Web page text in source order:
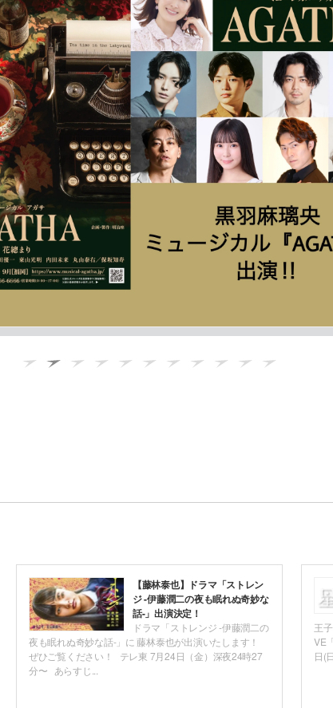
【藤林泰也】ドラマ「ストレン
ジ -伊藤潤二の夜も眠れぬ奇妙な
話-」出演決定！
ドラマ「ストレンジ -伊藤潤二の
夜も眠れぬ奇妙な話-」に 藤林泰也が出演いたします！
ぜひご覧ください！ テレ東 7月24日（金）深夜24時27
分〜 あらすじ...
王
VE
日(